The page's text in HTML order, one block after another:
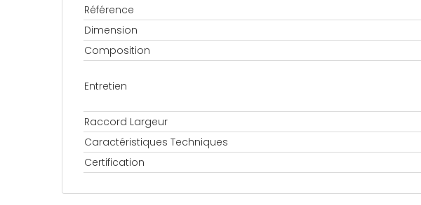
Référence
Dimension
Composition
Entretien
Raccord Largeur
Caractéristiques Techniques
Certification